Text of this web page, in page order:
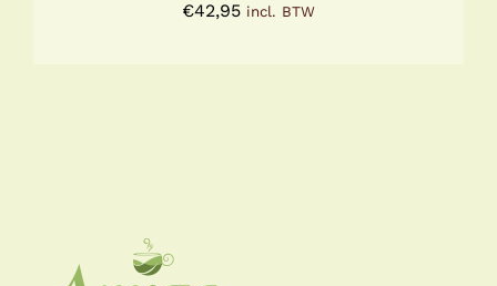
€42,95 incl. BTW